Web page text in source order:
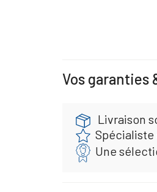
Vos garanties
Livraison
Spécialiste
Une